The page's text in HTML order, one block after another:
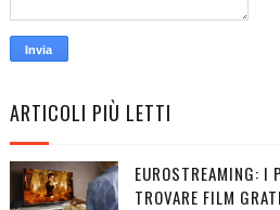
ARTICOLI PIÙ LETTI
EUROSTREAMING: I
TROVARE FILM